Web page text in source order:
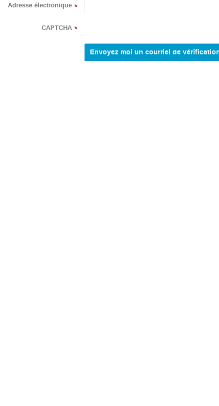
Adresse électronique *
CAPTCHA *